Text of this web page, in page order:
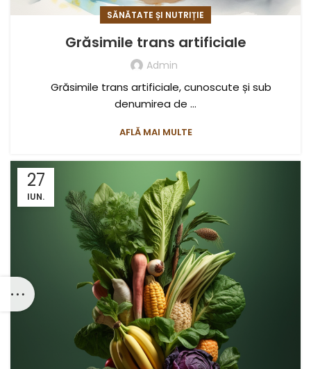
SĂNĂTATE ȘI NUTRIȚIE
Grăsimile trans artificiale
Admin
Grăsimile trans artificiale, cunoscute și sub
denumirea de ...
AFLĂ MAI MULTE
27
IUN.